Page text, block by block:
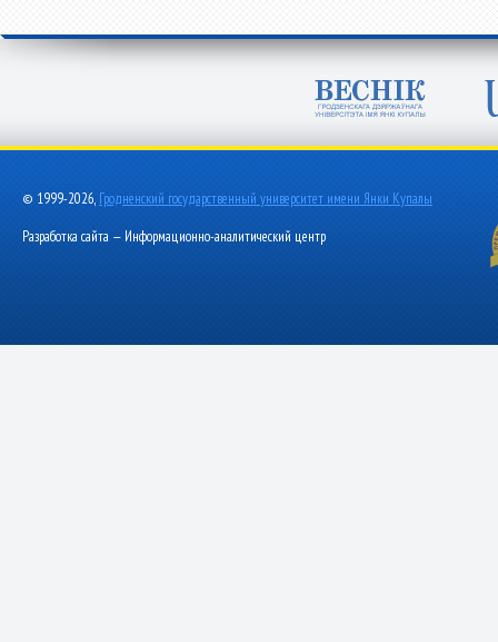
© 1999-2026, Гродненский государственный университет имени Янки Купалы
Разработка сайта — Информационно-аналитический центр